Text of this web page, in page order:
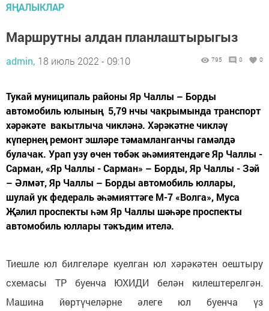
ЯҢАЛЫКЛАР
Маршрутны алдан планлаштырыгыз
admin, 18 июль 2022 - 09:10 795 0 0
Тукай муниципаль районы Яр Чаллы – Борды
автомобиль юлының 5,79 нчы чакрымында транспорт
хәрәкәте вакытлыча чикләнә. Хәрәкәтне чикләү
күпернең ремонт эшләре тәмамланганчы гамәлдә
булачак. Урап узу өчен төбәк әһәмиятендәге Яр Чаллы -
Сарман, «Яр Чаллы - Сарман» – Борды, Яр Чаллы - Зәй
– Әлмәт, Яр Чаллы – Борды автомобиль юллары,
шулай ук федераль әһәмияттәге М-7 «Волга», Муса
Җәлил проспекты һәм Яр Чаллы шәһәре проспекты
автомобиль юллары тәкъдим ителә.
Тиешле юл билгеләре куелган юл хәрәкәтен оештыру
схемасы ТР буенча ЮХИДИ белән килештерелгән.
Машина йөртүчеләрне әлеге юл буенча үз